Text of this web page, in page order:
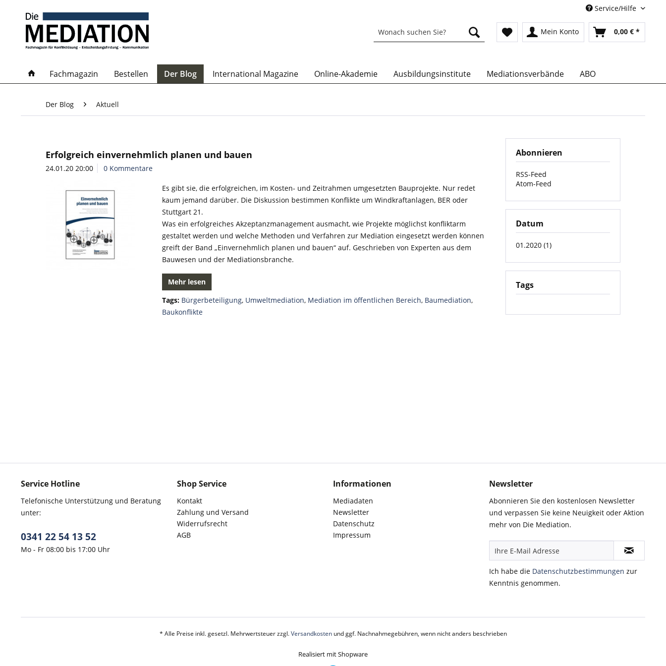
Service/Hilfe
Mein Konto 0,00 € *
Fachmagazin Bestellen Der Blog International Magazine Online-Akademie Ausbildungsinstitute Mediationsverbände ABO
Der Blog Aktuell
Abonnieren
RSS-Feed
Atom-Feed
Datum
01.2020 (1)
Tags
Erfolgreich einvernehmlich planen und bauen
24.01.20 20:00 0 Kommentare
Es gibt sie, die erfolgreichen, im Kosten- und Zeitrahmen umgesetzten Bauprojekte. Nur redet
kaum jemand darüber. Die Diskussion bestimmen Konflikte um Windkraftanlagen, BER oder
Stuttgart 21.
Was ein erfolgreiches Akzeptanzmanagement ausmacht, wie Projekte möglichst konfliktarm
gestaltet werden und welche Methoden und Verfahren zur Mediation eingesetzt werden können
greift der Band „Einvernehmlich planen und bauen“ auf. Geschrieben von Experten aus dem
Bauwesen und der Mediationsbranche.
Mehr lesen
Tags: Bürgerbeteiligung, Umweltmediation, Mediation im öffentlichen Bereich, Baumediation,
Baukonflikte
Service Hotline
Telefonische Unterstützung und Beratung
unter:
0341 22 54 13 52
Mo - Fr 08:00 bis 17:00 Uhr
Shop Service
Kontakt
Zahlung und Versand
Widerrufsrecht
AGB
Informationen
Mediadaten
Newsletter
Datenschutz
Impressum
Newsletter
Abonnieren Sie den kostenlosen Newsletter
und verpassen Sie keine Neuigkeit oder Aktion
mehr von Die Mediation.
Ich habe die Datenschutzbestimmungen zur
Kenntnis genommen.
* Alle Preise inkl. gesetzl. Mehrwertsteuer zzgl.Versandkostenund ggf. Nachnahmegebühren, wenn nicht anders beschrieben
Realisiert mit Shopware